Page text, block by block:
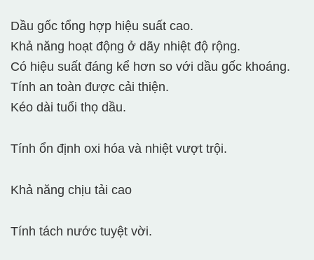
Dầu gốc tổng hợp hiệu suất cao.
Khả năng hoạt động ở dãy nhiệt độ rộng.
Có hiệu suất đáng kể hơn so với dầu gốc khoáng.
Tính an toàn được cải thiện.
Kéo dài tuổi thọ dầu.
Tính ổn định oxi hóa và nhiệt vượt trội.
Khả năng chịu tải cao
Tính tách nước tuyệt vời.